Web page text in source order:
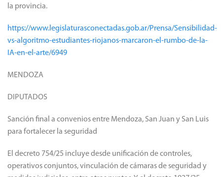
la provincia.
https://www.legislaturasconectadas.gob.ar/Prensa/Sensibilidad-
vs-algoritmo-estudiantes-riojanos-marcaron-el-rumbo-de-la-
IA-en-el-arte/6949
MENDOZA
DIPUTADOS
Sanción final a convenios entre Mendoza, San Juan y San Luis
para fortalecer la seguridad
El decreto 754/25 incluye desde unificación de controles,
operativos conjuntos, vinculación de cámaras de seguridad y